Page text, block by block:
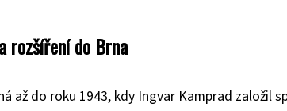
rozšíření do Brna
až do roku 1943, kdy Ingvar Kamprad založil